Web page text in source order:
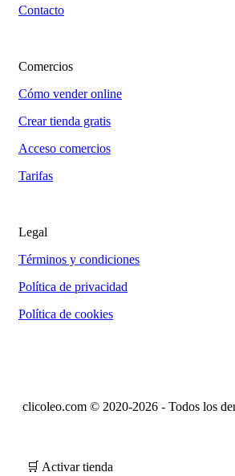
Contacto
Comercios
Cómo vender online
Crear tienda gratis
Acceso comercios
Tarifas
Legal
Términos y condiciones
Política de privacidad
Política de cookies
clicoleo.com © 2020-2026 - Todos los
🛒 Activar tienda